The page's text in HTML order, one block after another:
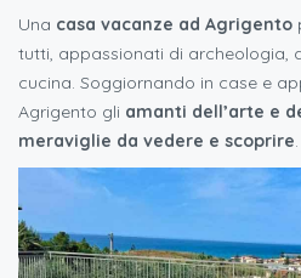
Una casa vacanze ad Agrigento
tutti, appassionati di archeologia,
cucina. Soggiornando in case e
Agrigento gli amanti dell’arte e
meraviglie da vedere e scoprire.